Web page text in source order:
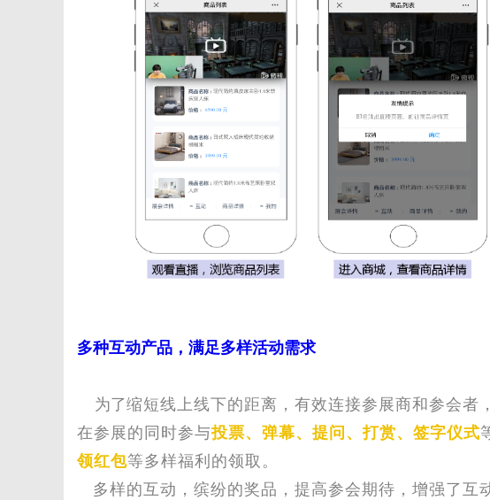
多种互动产品，满足多样活动需求
为了缩短线上线下的距离，有效连接参展商和参会者
在参展的同时参与投票、弹幕、提问、打赏、签字仪式
领红包等多样福利的领取 。
多样的互动，缤纷的奖品，提高参会期待， 增强了互